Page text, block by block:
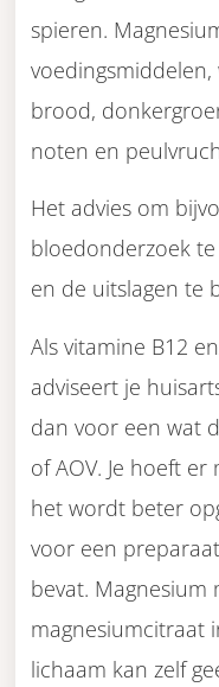
spieren.
brood,
noten en
Het advies om
bloedonderzoek
en de uitslagen te
Als vitamine B12
adviseert je
dan voor een wat
of AOV. Je hoeft
het wordt beter
voor een
bevat.
magnesiumcitraat
lichaam kan zelf